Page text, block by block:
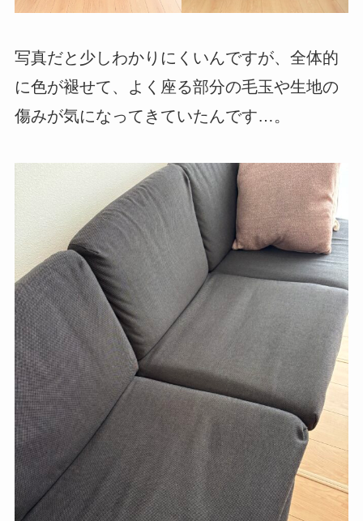
写真だと少しわかりにくいんですが、全体的
に色が褪せて、よく座る部分の毛玉や生地の
傷みが気になってきていたんです…。